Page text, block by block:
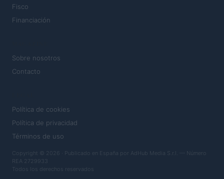
Fisco
Financiación
Sobre nosotros
Contacto
Política de cookies
Política de privacidad
Términos de uso
Copyright © 2026 · Publicado en España por AdHub Media S.r.l. — Número
REA 2729933
Todos los derechos reservados